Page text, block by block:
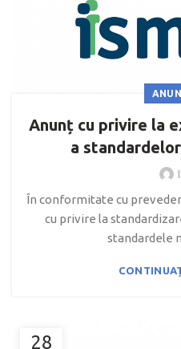
Anunț cu privire la
a
În conformitate cu
cu privire la
standardele
28